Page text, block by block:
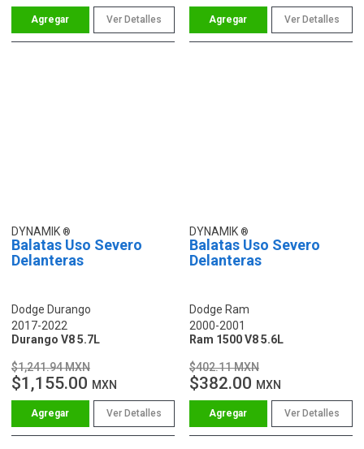
Ver Detalles Ver Detalles
DYNAMIK
Balatas Uso Severo
Delanteras
Dodge Durango
2017-2022
Durango V8 5.7L
$1,241.94 MXN
$1,155.00 MXN
Ver Detalles
DYNAMIK
Balatas Uso Severo
Delanteras
Dodge Ram
2000-2001
Ram 1500 V8 5.6L
$402.11 MXN
$382.00 MXN
Ver Detalles